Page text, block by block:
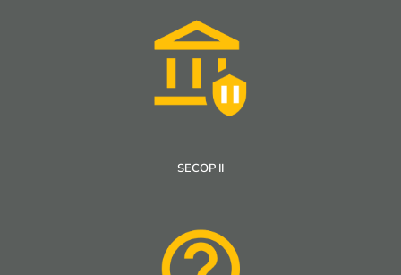
SECOP II